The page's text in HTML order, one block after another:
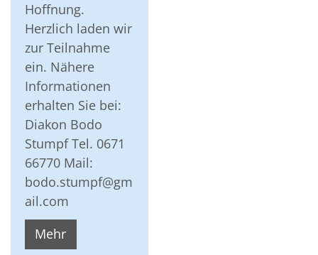
Hoffnung.
Herzlich laden wir
zur Teilnahme
ein. Nähere
Informationen
erhalten Sie bei:
Diakon Bodo
Stumpf Tel. 0671
66770 Mail:
bodo.stumpf@gm
ail.com
Mehr